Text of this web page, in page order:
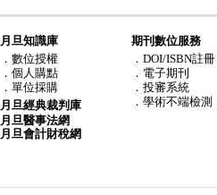
月旦知識庫
． 數位授權
． 個人購點
． 單位採購
月旦經典裁判庫
月旦醫事法網
月旦會計財稅網
期刊數位服務
．DOI/ISBN註冊
．電子期刊
．投審系統
．學術不端檢測